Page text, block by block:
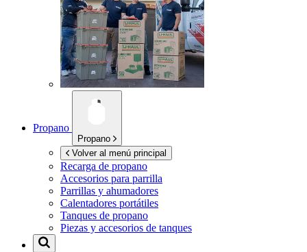
Propano
Propano
Volver al menú principal
Recarga de propano
Accesorios para parrilla
Parrillas y ahumadores
Calentadores portátiles
Tanques de propano
Piezas y accesorios de tanques